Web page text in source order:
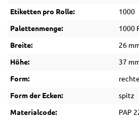
Etiketten pro Rolle: 1000
Palettenmenge: 1000
Breite: 26
Höhe: 37
Form:
Form der Ecken: spitz
Materialcode: PAP